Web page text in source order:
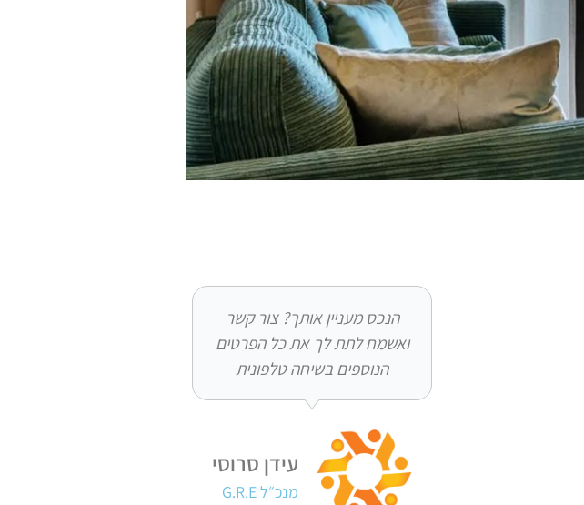
הנכס מעניין אותך? צור קשר
ואשמח לתת לך את כל הפרטים
הנוספים בשיחה טלפונית
עידן סרוסי
מנכ״ל G.R.E